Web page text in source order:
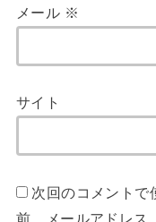
メール ※
サイト
次回のコメントで
前、メールアドレス